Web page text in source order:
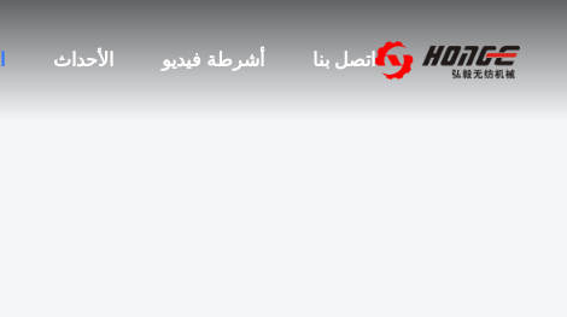
الأحداث أشرطة فيديو اتصل بنا